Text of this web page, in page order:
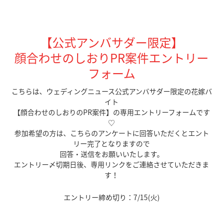
【公式アンバサダー限定】
顔合わせのしおりPR案件エントリー
フォーム
こちらは、ウェディングニュース公式アンバサダー限定の花嫁バ
イト
【顔合わせのしおりのPR案件】の専用エントリーフォームです
♡
参加希望の方は、こちらのアンケートに回答いただくとエント
リー完了となりますので
回答・送信をお願いいたします。
エントリー〆切期日後、専用リンクをご連絡させていただきま
す！
エントリー締め切り：7/15(火)